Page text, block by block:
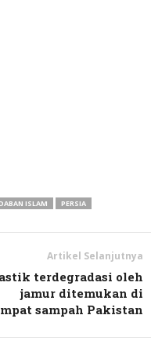
ISLAM
PERSIA
Artikel Selanjutnya
terdegradasi oleh
jamur ditemukan di
sampah Pakistan